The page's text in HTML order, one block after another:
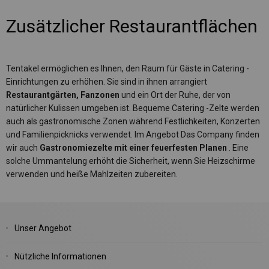
Zusätzlicher Restaurantflächen
Tentakel ermöglichen es Ihnen, den Raum für Gäste in Catering -
Einrichtungen zu erhöhen. Sie sind in ihnen arrangiert
Restaurantgärten, Fanzonen und ein Ort der Ruhe, der von
natürlicher Kulissen umgeben ist. Bequeme Catering -Zelte werden
auch als gastronomische Zonen während Festlichkeiten, Konzerten
und Familienpicknicks verwendet. Im Angebot Das Company finden
wir auch Gastronomiezelte mit einer feuerfesten Planen
. Eine
solche Ummantelung erhöht die Sicherheit, wenn Sie Heizschirme
verwenden und heiße Mahlzeiten zubereiten.
Unser Angebot
Nützliche Informationen